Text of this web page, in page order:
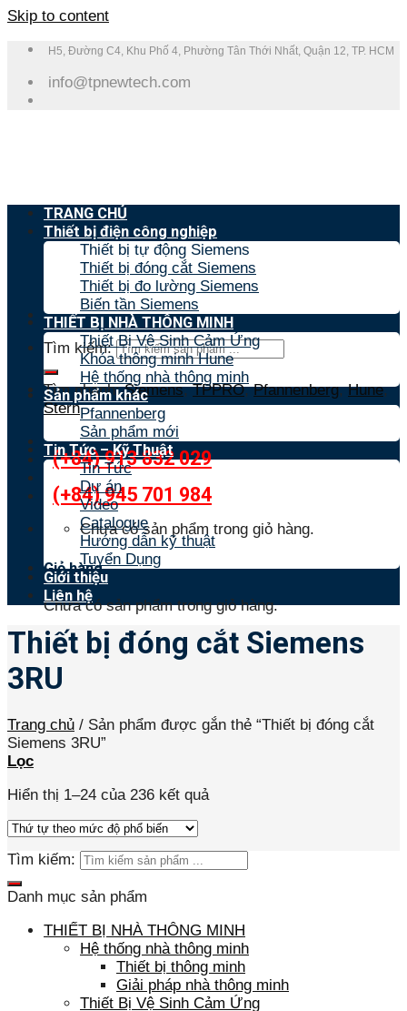
Skip to content
H5, Đường C4, Khu Phố 4, Phường Tân Thới Nhất, Quận 12, TP. HCM
info@tpnewtech.com
Tìm kiếm:
Tìm nhanh:Siemens,TPPRO,Pfannenberg,Hune,
Stern
(+84) 913 832 029
(+84) 945 701 984
Chưa có sản phẩm trong giỏ hàng.
Giỏ hàng
Chưa có sản phẩm trong giỏ hàng.
TRANG CHỦ
Thiết bị điện công nghiệp
Thiết bị tự động Siemens
Thiết bị đóng cắt Siemens
Thiết bị đo lường Siemens
Biến tần Siemens
THIẾT BỊ NHÀ THÔNG MINH
Thiết Bị Vệ Sinh Cảm Ứng
Khóa thông minh Hune
Hệ thống nhà thông minh
Sản phẩm khác
Pfannenberg
Sản phẩm mới
Tin Tức – Kỹ Thuật
Tin Tức
Dự án
Video
Catalogue
Hướng dẫn kỹ thuật
Tuyển Dụng
Giới thiệu
Liên hệ
Thiết bị đóng cắt Siemens
3RU
Trang chủ / Sản phẩm được gắn thẻ “Thiết bị đóng cắt
Siemens 3RU”
Lọc
Hiển thị 1–24 của 236 kết quả
Tìm kiếm:
Danh mục sản phẩm
THIẾT BỊ NHÀ THÔNG MINH
Hệ thống nhà thông minh
Thiết bị thông minh
Giải pháp nhà thông minh
Thiết Bị Vệ Sinh Cảm Ứng